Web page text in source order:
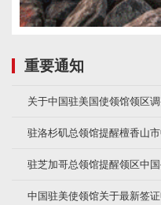
重要通知
关于中国驻美国使领馆领区
驻洛杉矶总领馆提醒檀香山
驻芝加哥总领馆提醒领区中
中国驻美使领馆关于最新签